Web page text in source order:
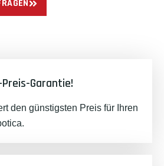
Garantie!
den günstigsten Preis für Ihren